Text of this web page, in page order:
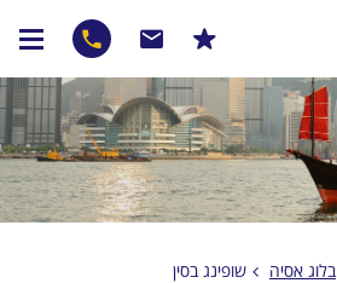
בלוג אסיה שופינג בסין